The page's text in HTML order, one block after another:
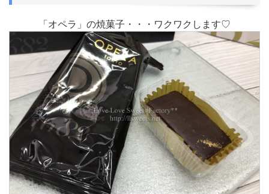
「オペラ」の焼菓子・・・ワクワクします♡